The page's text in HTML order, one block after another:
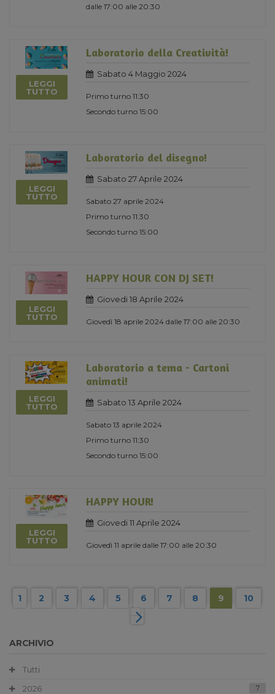
dalle 17:00 alle 20:30
LEGGI
TUTTO
Laboratorio della Creatività!
Sabato 4 Maggio 2024
Primo turno 11:30
Secondo turno 15:00
LEGGI
TUTTO
Laboratorio del disegno!
Sabato 27 Aprile 2024
Sabato 27 aprile 2024
Primo turno 11:30
Secondo turno 15:00
LEGGI
TUTTO
HAPPY HOUR CON DJ SET!
Giovedi 18 Aprile 2024
Giovedì 18 aprile 2024 dalle 17:00 alle 20:30
LEGGI
TUTTO
Laboratorio a tema - Cartoni
animati!
Sabato 13 Aprile 2024
Sabato 13 aprile 2024
Primo turno 11:30
Secondo turno 15:00
LEGGI
TUTTO
HAPPY HOUR!
Giovedi 11 Aprile 2024
Giovedì 11 aprile dalle 17:00 alle 20:30
1 2 3 4 5 6 7 8 9 10
ARCHIVIO
Tutti
2026
7